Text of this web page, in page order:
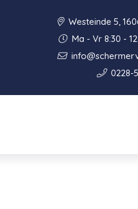
Westeinde 5,
Ma - Vr 8:30 -
0228-